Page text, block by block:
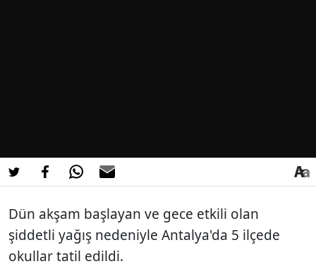
Dün akşam başlayan ve gece etkili olan
şiddetli yağış nedeniyle Antalya'da 5 ilçede
okullar tatil edildi.